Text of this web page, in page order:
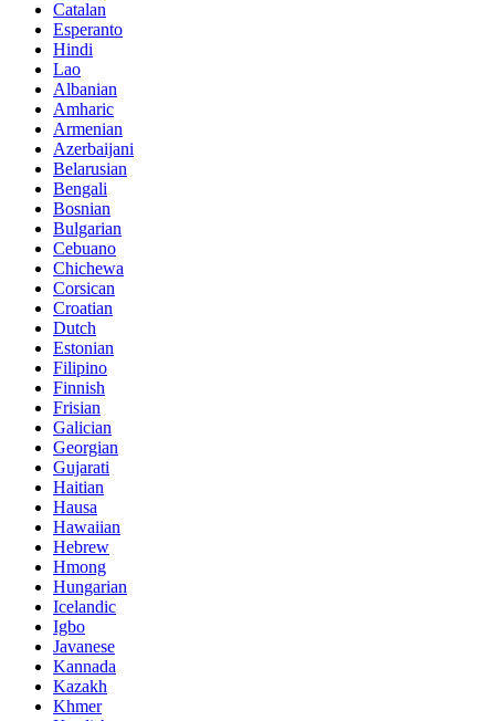
Catalan
Esperanto
Hindi
Lao
Albanian
Amharic
Armenian
Azerbaijani
Belarusian
Bengali
Bosnian
Bulgarian
Cebuano
Chichewa
Corsican
Croatian
Dutch
Estonian
Filipino
Finnish
Frisian
Galician
Georgian
Gujarati
Haitian
Hausa
Hawaiian
Hebrew
Hmong
Hungarian
Icelandic
Igbo
Javanese
Kannada
Kazakh
Khmer